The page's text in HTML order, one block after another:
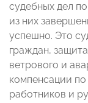
судебных дел
из них
успешно. Это
граждан,
ветрового и
компенсации
работников и